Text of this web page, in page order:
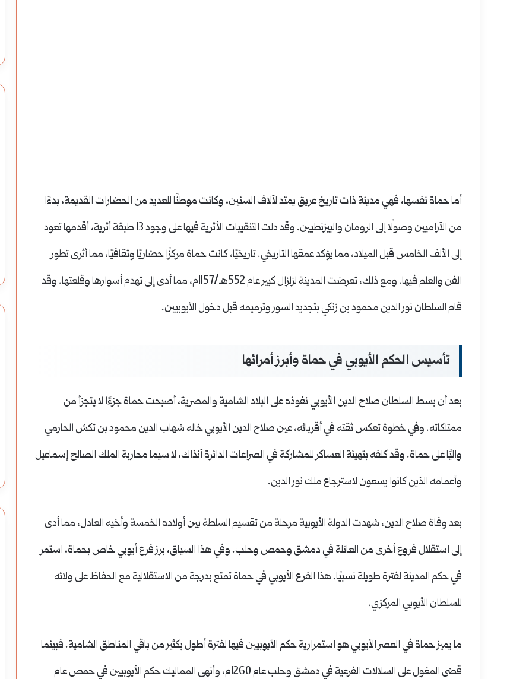
أما حماة نفسها، فهي مدينة ذات تاريخ عريق يمتد لآلاف السنين، وكانت موطنًا للعديد من الحضارات القديمة، بدءًا
من الآراميين وصولًا إلى الرومان والبيزنطيين.
وقد دلت التنقيبات الأثرية فيها على وجود 13 طبقة أثرية، أقدمها تعود
إلى الألف الخامس قبل الميلاد، مما يؤكد عمقها التاريخي.تاريخيًا، كانت حماة مركزًا حضاريًا وثقافيًا، مما أثرى تطور
الفن والعلم فيها.
ومع ذلك، تعرضت المدينة لزلزال كبير عام 552هـ/1157م، مما أدى إلى تهدم أسوارها وقلعتها. وقد
قام السلطان نور الدين محمود بن زنكي بتجديد السور وترميمه قبل دخول الأيوبيين.
تأسيس الحكم الأيوبي في حماة وأبرز أمرائها
بعد أن بسط السلطان صلاح الدين الأيوبي نفوذه على البلاد الشامية والمصرية، أصبحت حماة جزءًا لا يتجزأ من
ممتلكاته. وفي خطوة تعكس ثقته في أقربائه، عين صلاح الدين الأيوبي خاله شهاب الدين محمود بن تكش الحارمي
واليًا على حماة. وقد كلفه بتهيئة العساكر للمشاركة في الصراعات الدائرة آنذاك، لا سيما محاربة الملك الصالح إسماعيل
وأعمامه الذين كانوا يسعون لاسترجاع ملك نور الدين.
بعد وفاة صلاح الدين، شهدت الدولة الأيوبية مرحلة من تقسيم السلطة بين أولاده الخمسة وأخيه العادل، مما أدى
إلى استقلال فروع أخرى من العائلة في دمشق وحمص وحلب. وفي هذا السياق، برز فرع أيوبي خاص بحماة، استمر
في حكم المدينة لفترة طويلة نسبيًا. هذا الفرع الأيوبي في حماة تمتع بدرجة من الاستقلالية مع الحفاظ على ولائه
للسلطان الأيوبي المركزي.
ما يميز حماة في العصر الأيوبي هو استمرارية حكم الأيوبيين فيها لفترة أطول بكثير من باقي المناطق الشامية. فبينما
قضى المغول على السلالات الفرعية في دمشق وحلب عام 1260م، وأنهى المماليك حكم الأيوبيين في حمص عام
الاستثمار
طويلة
كيف
ثروة
في 2026: كيف تبني ثروة مستمرة؟
سوريا:
ورمزية
من
الحرير
الحرير إلى القطن